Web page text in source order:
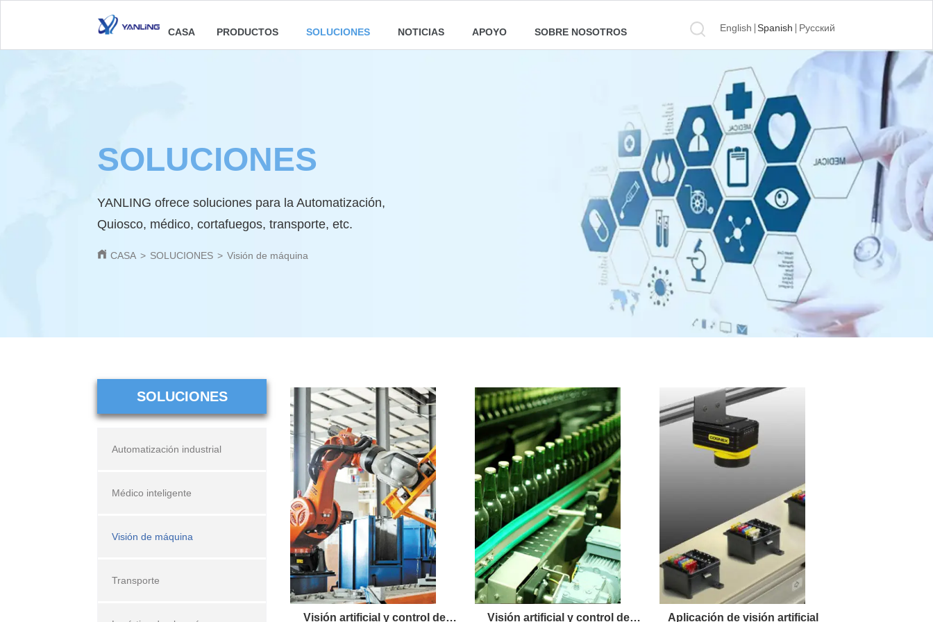
CASA PRODUCTOS SOLUCIONES NOTICIAS APOYO SOBRE NOSOTROS English Spanish Русский
SOLUCIONES
YANLING ofrece soluciones para la Automatización,
Quiosco, médico, cortafuegos, transporte, etc.
CASA > SOLUCIONES > Visión de máquina
SOLUCIONES
Automatización industrial
Médico inteligente
Visión de máquina
Transporte
Visión artificial y control de Visión artificial y control de Aplicación de visión artificial